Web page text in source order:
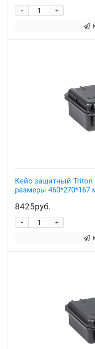
+
-
Кейс защитный Triton
размеры 460*270*167
8425руб.
+
-